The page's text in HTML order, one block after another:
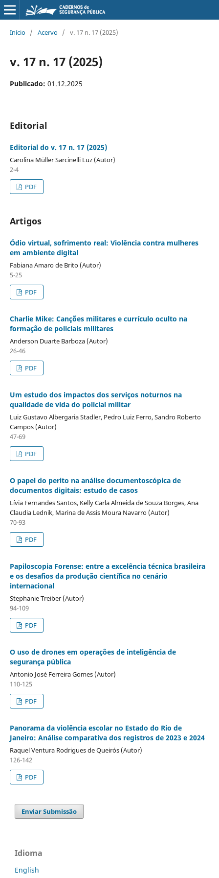
Início / Acervo / v. 17 n. 17 (2025)
v. 17 n. 17 (2025)
Publicado: 01.12.2025
Editorial
Editorial do v. 17 n. 17 (2025)
Carolina Müller Sarcinelli Luz (Autor)
2-4
PDF
Artigos
Ódio virtual, sofrimento real: Violência contra mulheres
em ambiente digital
Fabiana Amaro de Brito (Autor)
5-25
PDF
Charlie Mike: Canções militares e currículo oculto na
formação de policiais militares
Anderson Duarte Barboza (Autor)
26-46
PDF
Um estudo dos impactos dos serviços noturnos na
qualidade de vida do policial militar
Luiz Gustavo Albergaria Stadler, Pedro Luiz Ferro, Sandro Roberto
Campos (Autor)
47-69
PDF
O papel do perito na análise documentoscópica de
documentos digitais: estudo de casos
Lívia Fernandes Santos, Kelly Carla Almeida de Souza Borges, Ana
Claudia Lednik, Marina de Assis Moura Navarro (Autor)
70-93
PDF
Papiloscopia Forense: entre a excelência técnica brasileira
e os desafios da produção científica no cenário
internacional
Stephanie Treiber (Autor)
94-109
PDF
O uso de drones em operações de inteligência de
segurança pública
Antonio José Ferreira Gomes (Autor)
110-125
PDF
Panorama da violência escolar no Estado do Rio de
Janeiro: Análise comparativa dos registros de 2023 e 2024
Raquel Ventura Rodrigues de Queirós (Autor)
126-142
PDF
Enviar Submissão
Idioma
English